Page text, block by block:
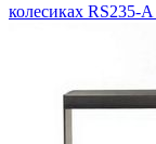
колесиках RS235-A